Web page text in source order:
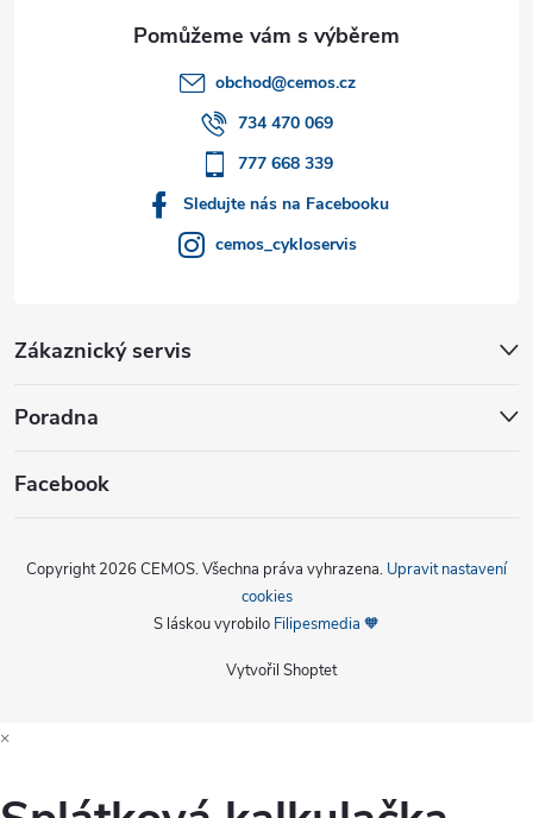
obchod@cemos.cz
734 470 069
777 668 339
Sledujte nás na Facebooku
cemos_cykloservis
Zákaznický servis
Poradna
Facebook
Vytvořil Shoptet
Copyright 2026 CEMOS. Všechna práva vyhrazena. Upravit nastavení
cookies
S láskou vyrobilo Filipesmedia 🧡
×